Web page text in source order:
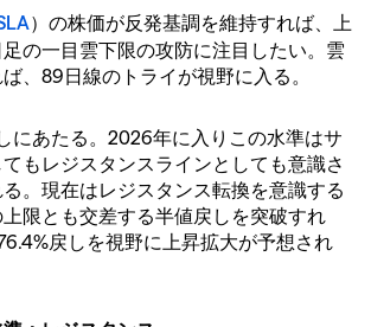
）の株価が反発基調を維持すれば、上
の一目雲下限の攻防に注目したい。雲
、89日線のトライが視野に入る。
にあたる。2026年に入りこの水準はサ
もレジスタンスラインとしても意識さ
。現在はレジスタンス転換を意識する
限とも交差する半値戻しを突破すれ
戻しを視野に上昇拡大が予想され